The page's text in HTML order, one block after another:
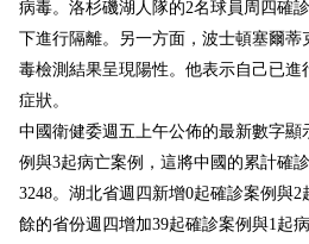
病毒。洛杉磯湖人隊的2名球員周四確
下進行隔離。另一方面，波士頓塞爾
毒檢測結果呈現陽性。他表示自己已
症狀。
中國衛健委週五上午公佈的最新數字顯
例與3起病亡案例，這將中國的累計確
3248。湖北省週四新增0起確診案例與
餘的省份週四增加39起確診案例與1起